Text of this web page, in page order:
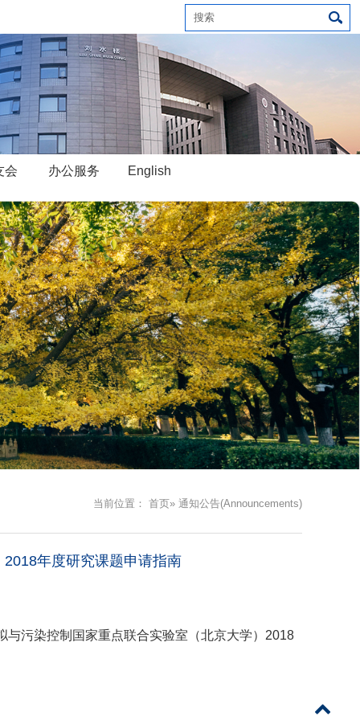
会 办公服务 English
当前位置： 首页» 通知公告(Announcements)
年度研究课题申请指南
污染控制国家重点联合实验室（北京大学） 2018